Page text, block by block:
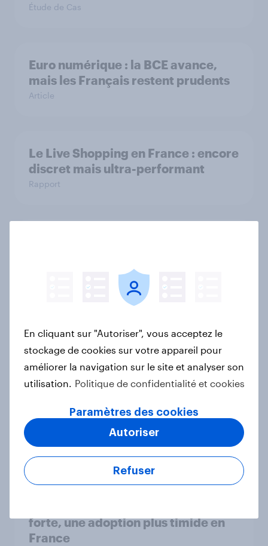
Étude de Cas
Euro numérique : la BCE avance,
mais les Français restent prudents
Article
Le Live Shopping en France : encore
discret mais ultra-performant
Rapport
Furniture Trends in Belgium and the
Netherlands
Fashion Trends in Belgium and the
Article
forte, une adoption plus timide en
France
En cliquant sur "Autoriser", vous acceptez le
stockage de cookies sur votre appareil pour
améliorer la navigation sur le site et analyser son
utilisation. Politique de confidentialité et cookies
Paramètres des cookies
Refuser
Autoriser